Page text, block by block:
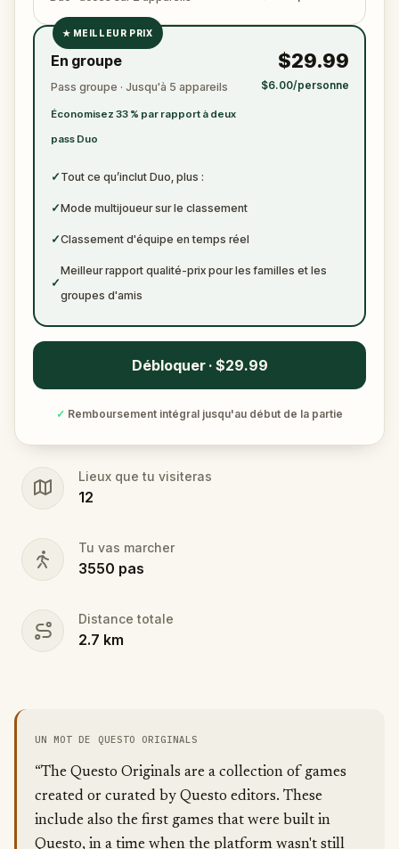
✓
✓
★ MEILLEUR PRIX
En groupe
Pass groupe · Jusqu'à 5 appareils
Économisez 33 % par rapport à deux
pass Duo
$29.99
$6.00/personne
✓ Tout ce qu’inclut Duo, plus :
✓Mode multijoueur sur le classement
✓Classement d'équipe en temps réel
✓
Meilleur rapport qualité-prix pour les familles et les
groupes d'amis
Débloquer · $29.99
✓ Remboursement intégral jusqu'au début de la partie
Lieux que tu visiteras
12
Tu vas marcher
3550 pas
Distance totale
2.7 km
UN MOT DE QUESTO ORIGINALS
“The Questo Originals are a collection of games
created or curated by Questo editors. These
include also the first games that were built in
Questo, in a time when the platform wasn't still